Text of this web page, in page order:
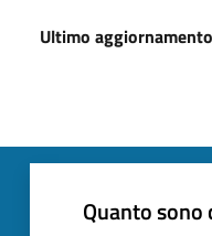
Ultimo aggiornamento
Quanto